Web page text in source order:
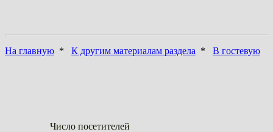
На главную * К другим материалам раздела * В гостевую
Число посетителей